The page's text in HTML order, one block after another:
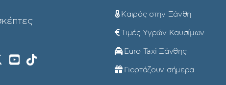
Καιρός στην Ξάνθη
Τιμές Υγρών Καυσίμων
Euro Taxi Ξάνθης
Γιορτάζουν σήμερα